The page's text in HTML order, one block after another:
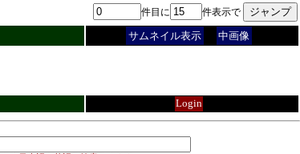
件目に 件表示で
サムネイル表示 中画像
Login